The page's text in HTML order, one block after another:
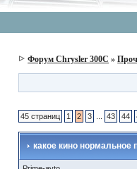
Форум Chrysler 300C »
45 страниц 1 2 3 43 44
какое кино нормальное